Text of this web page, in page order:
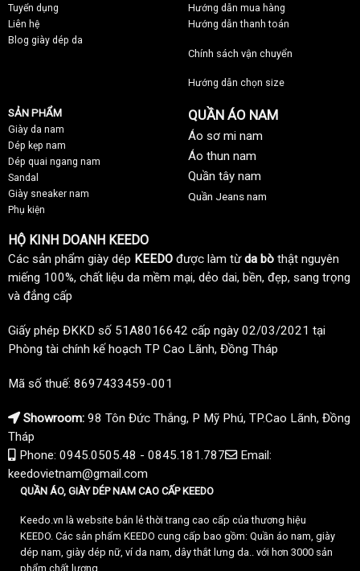
Tuyển dụng
Liên hệ
Blog giày dép da
Hướng dẫn mua hàng
Hướng dẫn thanh toán
Chính sách vận chuyển
Hướng dẫn chọn size
SẢN PHẨM
Giày da nam
Dép kẹp nam
Dép quai ngang nam
Sandal
Giày sneaker nam
Phụ kiện
QUẦN ÁO NAM
Áo sơ mi nam
Áo thun nam
Quần tây nam
Quần Jeans nam
HỘ KINH DOANH KEEDO
Các sản phẩm giày dép KEEDO được làm từda bò thật nguyên
miếng 100%, chất liệu da mềm mại, dẻo dai, bền, đẹp, sang trọng
và đẳng cấp
Giấy phép ĐKKD số 51A8016642 cấp ngày 02/03/2021 tại
Phòng tài chính kế hoạch TP Cao Lãnh, Đồng Tháp
Mã số thuế: 8697433459-001
Showroom: 98 Tôn Đức Thắng, P Mỹ Phú, TP.Cao Lãnh, Đồng
Tháp
Phone: 0945.0505.48 - 0845.181.787
Email:
keedovietnam@gmail.com
QUẦN ÁO, GIÀY DÉP NAM CAO CẤP KEEDO
Keedo.vn là website bán lẻ thời trang cao cấp của thương hiệu
KEEDO. Các sản phẩm KEEDO cung cấp bao gồm: Quần áo nam, giày
dép nam, giày dép nữ, ví da nam, dây thắt lưng da.. với hơn 3000 sản
phẩm chất lượng.